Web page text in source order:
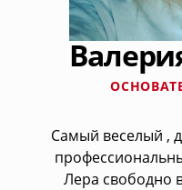
Самый веселый ,
Лера свободно